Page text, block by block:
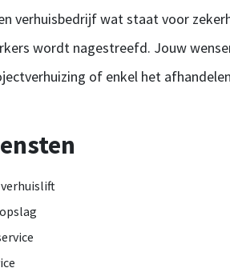
verhuisbedrijf wat staat voor
wordt nagestreefd. Jouw
of enkel het